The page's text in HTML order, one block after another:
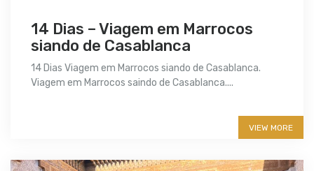
14 Dias – Viagem em Marrocos
siando de Casablanca
14 Dias Viagem em Marrocos siando de Casablanca.
Viagem em Marrocos saindo de Casablanca....
VIEW MORE